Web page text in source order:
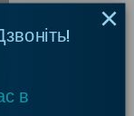
в
×